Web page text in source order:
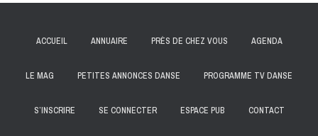
ACCUEIL ANNUAIRE PRÈS DE CHEZ VOUS AGENDA
LE MAG PETITES ANNONCES DANSE PROGRAMME TV DANSE
S’INSCRIRE SE CONNECTER ESPACE PUB CONTACT